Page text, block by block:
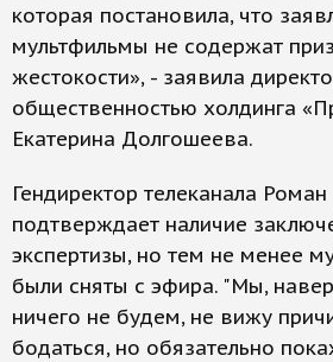
которая постановила, что
мультфильмы не содержат
жестокости», - заявила
общественностью холдинга
Екатерина Долгошеева.
Гендиректор телеканала
подтверждает наличие
экспертизы, но тем не менее
были сняты с эфира. "Мы,
ничего не будем, не вижу
бодаться, но обязательно